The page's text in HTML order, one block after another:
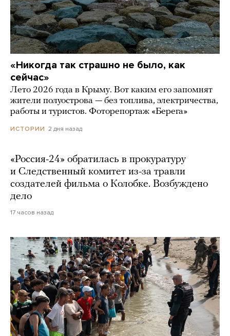
«Никогда так страшно не было, как
сейчас»
Лето 2026 года в Крыму. Вот каким его запомнят
жители полуострова — без топлива, электричества,
работы и туристов. Фоторепортаж «Берега»
ИСТОРИИ 2 дня назад
«Россия-24» обратилась в прокуратуру
и Следственный комитет из-за травли
создателей фильма о Колобке. Возбуждено
дело
17 часов назад